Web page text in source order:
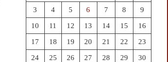
3 4 5 6 7 8 9
10 11 12 13 14 15 16
17 18 19 20 21 22 23
24 25 26 27 28 29 30